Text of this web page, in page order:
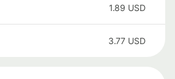
1.89 USD
3.77 USD